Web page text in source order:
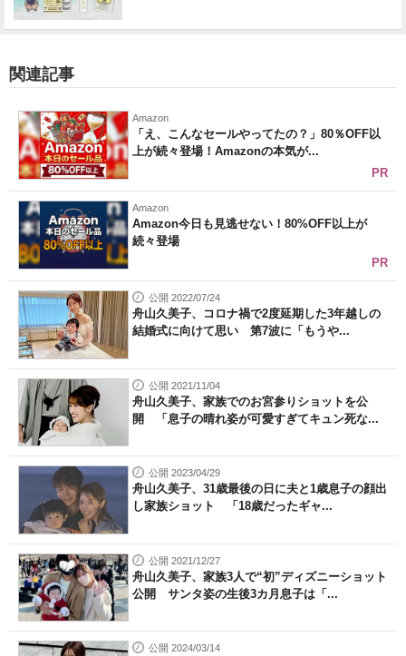
関連記事
Amazon
「え、こんなセールやってたの？」80％OFF以
上が続々登場！Amazonの本気が...
PR
Amazon
Amazon今日も見逃せない！80%OFF以上が
続々登場
PR
公開 2022/07/24
舟山久美子、コロナ禍で2度延期した3年越しの
結婚式に向けて思い 第7波に「もうや...
公開 2021/11/04
舟山久美子、家族でのお宮参りショットを公
開 「息子の晴れ姿が可愛すぎてキュン死な...
公開 2023/04/29
舟山久美子、31歳最後の日に夫と1歳息子の顔出
し家族ショット 「18歳だったギャ...
公開 2021/12/27
舟山久美子、家族3人で“初”ディズニーショット
公開 サンタ姿の生後3カ月息子は「...
公開 2024/03/14